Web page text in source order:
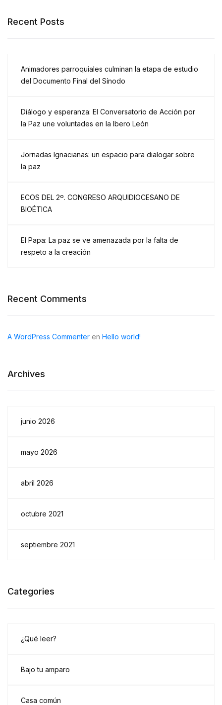
Recent Posts
Animadores parroquiales culminan la etapa de estudio
del Documento Final del Sínodo
Diálogo y esperanza: El Conversatorio de Acción por
la Paz une voluntades en la Ibero León
Jornadas Ignacianas: un espacio para dialogar sobre
la paz
ECOS DEL 2º. CONGRESO ARQUIDIOCESANO DE
BIOÉTICA
El Papa: La paz se ve amenazada por la falta de
respeto a la creación
Recent Comments
A WordPress Commenter en Hello world!
Archives
junio 2026
mayo 2026
abril 2026
octubre 2021
septiembre 2021
Categories
¿Qué leer?
Bajo tu amparo
Casa común